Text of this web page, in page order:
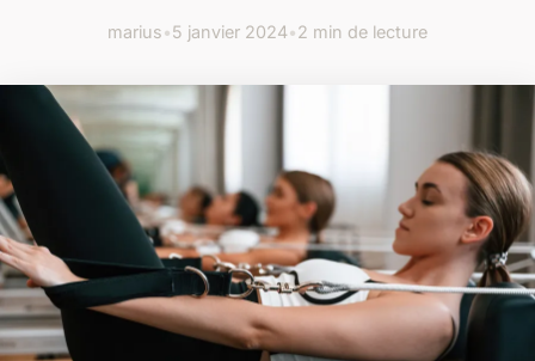
marius•5 janvier 2024•2 min de lecture